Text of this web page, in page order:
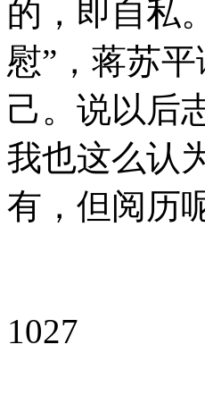
的，即自私
慰”，蒋苏
己。说以后
我也这么认
有，但阅历
1027